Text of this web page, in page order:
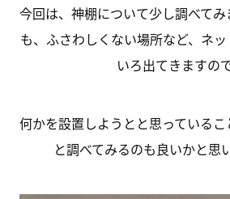
今回は、神棚について少し調べて
も、ふさわしくない場所など、ネ
いろ出てきますので
何かを設置しようとと思っている
と調べてみるのも良いかと思